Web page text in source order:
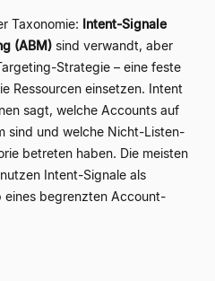
Taxonomie: Intent-Signale
(ABM) sind verwandt, aber
Strategie – eine feste
Ressourcen einsetzen. Intent
sagt, welche Accounts auf
sind und welche Nicht-Listen-
betreten haben. Die meisten
Intent-Signale als
eines begrenzten Account-